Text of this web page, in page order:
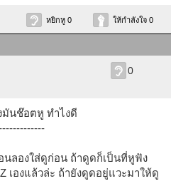
หยิกหู 0 ให้กำลังใจ 0
0
มันช๊อตหู ทำไงดี
นลองใส่ดูก่อน ถ้าดูดก็เป็นที่หูฟัง
เองแล้วล่ะ ถ้ายังดูดอยู่แวะมาให้ดู